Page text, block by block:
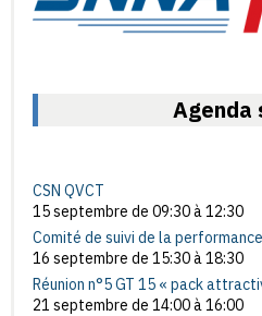
Agenda
CSN QVCT
15 septembre de 09:30à12:30
Comité de suivi de la performance
16 septembre de 15:30à18:30
Réunion n°5 GT 15 « pack
21 septembre de 14:00à16:00